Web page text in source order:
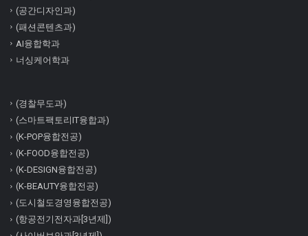
(공간디자인과)
(패션콘텐츠과)
AI융합학과
너싱케어학과
(경찰무도과)
(스마트팩토리IT융합과)
(K-POP융합전공)
(K-FOOD융합전공)
(K-DESIGN융합전공)
(K-BEAUTY융합전공)
(도시철도경영융합전공)
(항공전기전자과[3년제])